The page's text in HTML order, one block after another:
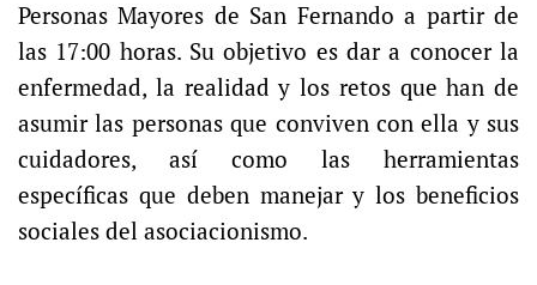
Personas Mayores de San Fernando a partir de
las 17:00 horas. Su objetivo es dar a conocer la
enfermedad, la realidad y los retos que han de
asumir las personas que conviven con ella y sus
cuidadores, así como las herramientas
específicas que deben manejar y los beneficios
sociales del asociacionismo.